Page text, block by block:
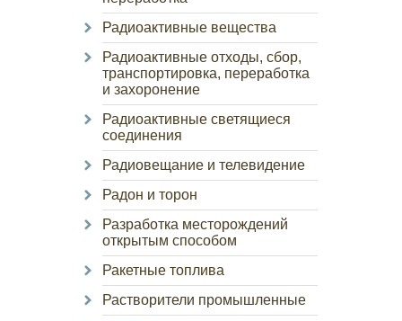
Радиоактивные вещества
Радиоактивные отходы, сбор,
транспортировка, переработка
и захоронение
Радиоактивные светящиеся
соединения
Радиовещание и телевидение
Радон и торон
Разработка месторождений
открытым способом
Ракетные топлива
Растворители промышленные